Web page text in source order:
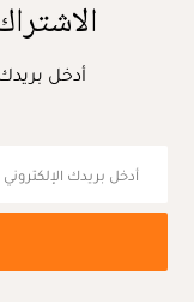
أدخل بريدك